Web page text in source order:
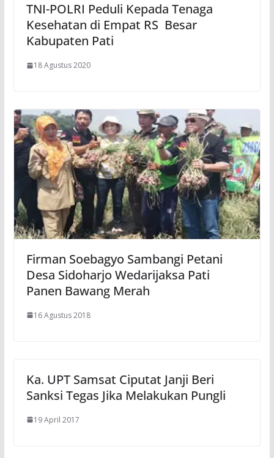
TNI-POLRI Peduli Kepada Tenaga
Kesehatan di Empat RS Besar
Kabupaten Pati
18 Agustus 2020
Firman Soebagyo Sambangi Petani
Desa Sidoharjo Wedarijaksa Pati
Panen Bawang Merah
16 Agustus 2018
Ka. UPT Samsat Ciputat Janji Beri
Sanksi Tegas Jika Melakukan Pungli
19 April 2017